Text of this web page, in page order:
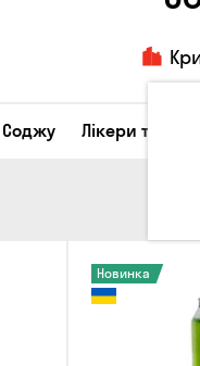
Соджу Лікери та
Новинка